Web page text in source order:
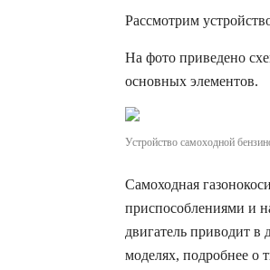
Рассмотрим
На фото приведено
основных элементов.
Устройство самоходной
Самоходная
приспособлениями и
двигатель приводит
моделях, подробнее о